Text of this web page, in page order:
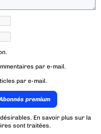
par e-mail.
par e-mail.
premium
En savoir plus sur la
sont traitées.